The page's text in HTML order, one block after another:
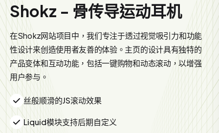
Shokz - 骨传导运动耳机
在Shokz网站项目中，我们专注于透过视觉吸引力和功能
性设计来创造使用者友善的体验。主页的设计具有独特的
产品变体和互动功能，包括一键购物和动态滚动，以增强
用户参与。
丝般顺滑的JS滚动效果
Liquid模块支持后期自定义